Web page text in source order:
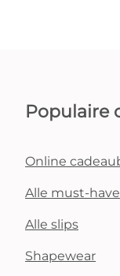
Populaire
Online
Alle must-
Alle slips
Shapewear